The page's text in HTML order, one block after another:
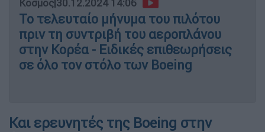
Κόσμος|30.12.2024 14:06
Το τελευταίο μήνυμα του πιλότου
πριν τη συντριβή του αεροπλάνου
στην Κορέα - Ειδικές επιθεωρήσεις
σε όλο τον στόλο των Boeing
Και ερευνητές της Boeing στην